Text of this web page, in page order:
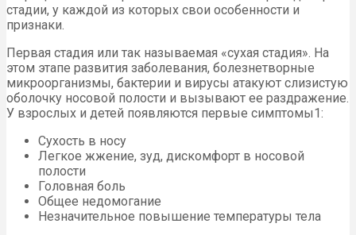
стадии, у каждой из которых свои особенности и
признаки.
Первая стадия или так называемая «сухая стадия». На
этом этапе развития заболевания, болезнетворные
микроорганизмы, бактерии и вирусы атакуют слизистую
оболочку носовой полости и вызывают ее раздражение.
У взрослых и детей появляются первые симптомы1:
Сухость в носу
Легкое жжение, зуд, дискомфорт в носовой
полости
Головная боль
Общее недомогание
Незначительное повышение температуры тела